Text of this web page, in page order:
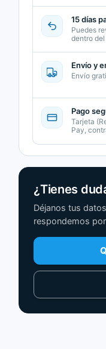
15 días
Puedes
dentro
Envío y
Envío
Pago
Tarjeta
Pay,
¿Tienes
Déjanos tus
respondemos